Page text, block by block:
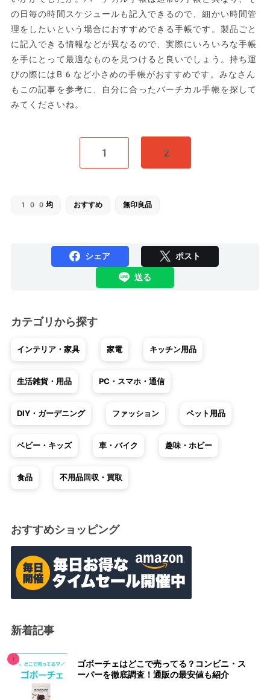
の日毎の時間スケジュールも記入できるので、細かい時間管
理をしたいという場合におすすめできる手帳です。製品ごと
に記入できる情報などが異なるので、実際にいろいろな手帳
を手にとって最適なものを見つけると良いでしょう。持ち運
びの際にはB6など小さめの手帳がおすすめです。みなさん
もこの記事を参考に、自分に合ったバーチカル手帳を探して
みてくださいね。
1 2
100均 おすすめ 無印良品
シェア ポスト
送る
カテゴリから探す
インテリア・家具 家電 キッチン用品
生活雑貨・用品 PC・スマホ・通信
DIY・ガーデニング ファッション ペット用品
ベビー・キッズ 車・バイク 趣味・ホビー
食品 不用品回収・買取
おすすめショッピング
新着記事
ゴボーチェはどこで売ってる？コンビニ・ス
ーパーを徹底調査！通販の最安値も紹介